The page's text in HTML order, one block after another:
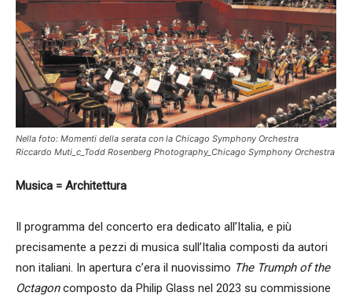
Nella foto: Momenti della serata con la Chicago Symphony Orchestra
Riccardo Muti_c_Todd Rosenberg Photography_Chicago Symphony Orchestra
Musica = Architettura
Il programma del concerto era dedicato all’Italia, e più
precisamente a pezzi di musica sull’Italia composti da autori
non italiani. In apertura c’era il nuovissimo The Trumph of the
Octagoncomposto da Philip Glass nel 2023 su commissione